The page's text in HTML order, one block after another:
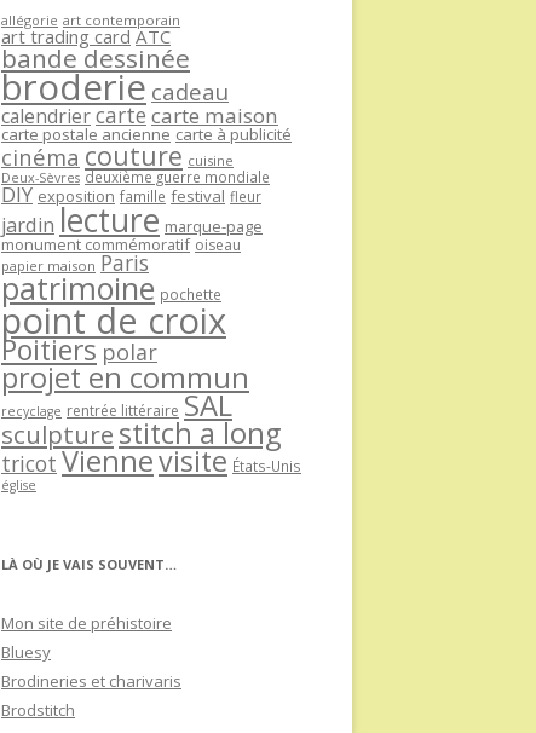
allégorie art contemporain
art trading card ATC
bande dessinée
broderie cadeau
calendriercartecarte maison
carte postale ancienne carte à publicité
cinéma couture cuisine
Deux-Sèvres deuxième guerre mondiale
DIY exposition famille festival fleur
jardin lecture marque-page
monument commémoratif oiseau
papier maison Paris
patrimoine pochette
point de croix
Poitiers polar
projet en commun
recyclage rentrée littéraire SAL
sculpture stitch a long
tricot Viennevisite États-Unis
église
LÀ OÙ JE VAIS SOUVENT…
Mon site de préhistoire
Bluesy
Brodineries et charivaris
Brodstitch